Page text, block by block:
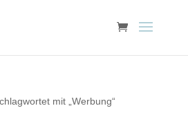
mit „Werbung“